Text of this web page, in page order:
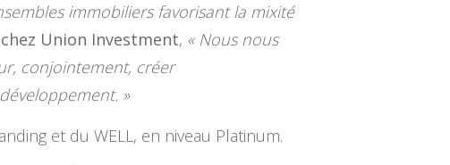
immobiliers favorisant la mixité
Union Investment, « Nous nous
conjointement, créer
»
et du WELL, en niveau Platinum.